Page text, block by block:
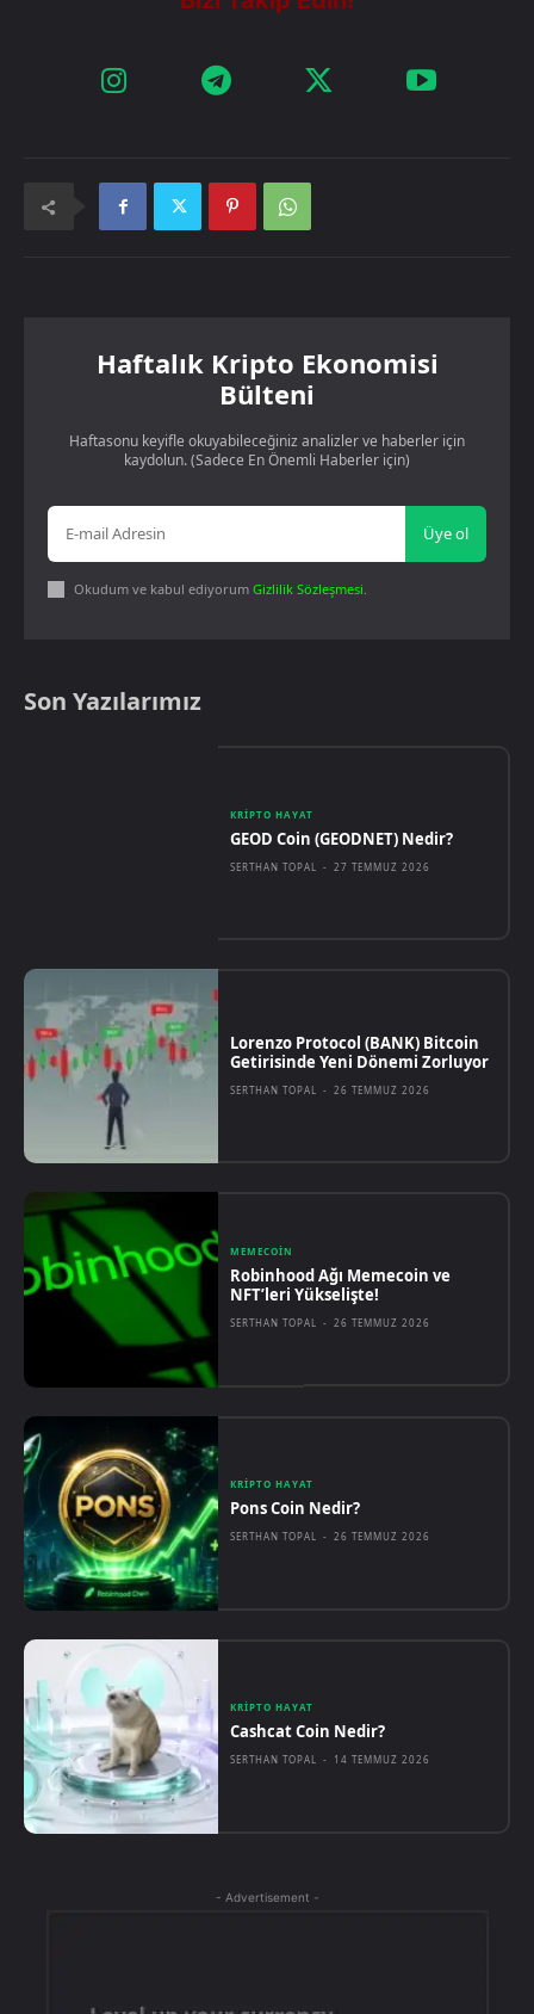
Haftalık Kripto Ekonomisi
Bülteni
Haftasonu keyifle okuyabileceğiniz analizler ve haberler için
kaydolun. (Sadece En Önemli Haberler için)
Üye ol
Okudum ve kabul ediyorum Gizlilik Sözleşmesi.
Son Yazılarımız
KRIPTO HAYAT
GEOD Coin (GEODNET) Nedir?
SERTHAN TOPAL - 27 TEMMUZ 2026
Lorenzo Protocol (BANK) Bitcoin
Getirisinde Yeni Dönemi Zorluyor
SERTHAN TOPAL - 26 TEMMUZ 2026
MEMECOIN
Robinhood Ağı Memecoin ve
NFT’leri Yükselişte!
SERTHAN TOPAL - 26 TEMMUZ 2026
KRIPTO HAYAT
Pons Coin Nedir?
SERTHAN TOPAL - 26 TEMMUZ 2026
KRIPTO HAYAT
Cashcat Coin Nedir?
SERTHAN TOPAL - 14 TEMMUZ 2026
- Advertisement -